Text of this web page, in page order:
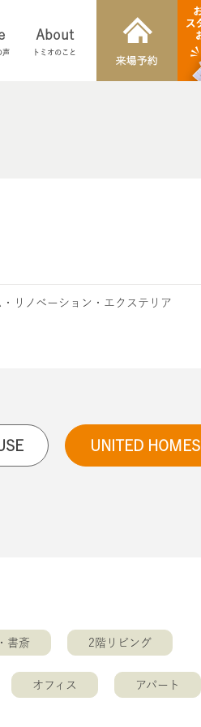
声
About
トミオのこと
・リノベーション・エクステリア
UNITED HOMES
書斎 2階リビング
オフィス アパート